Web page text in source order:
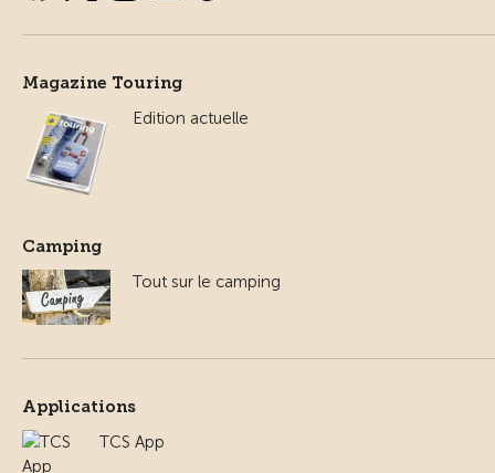
Magazine Touring
Edition actuelle
Camping
Tout sur le camping
Applications
TCS App